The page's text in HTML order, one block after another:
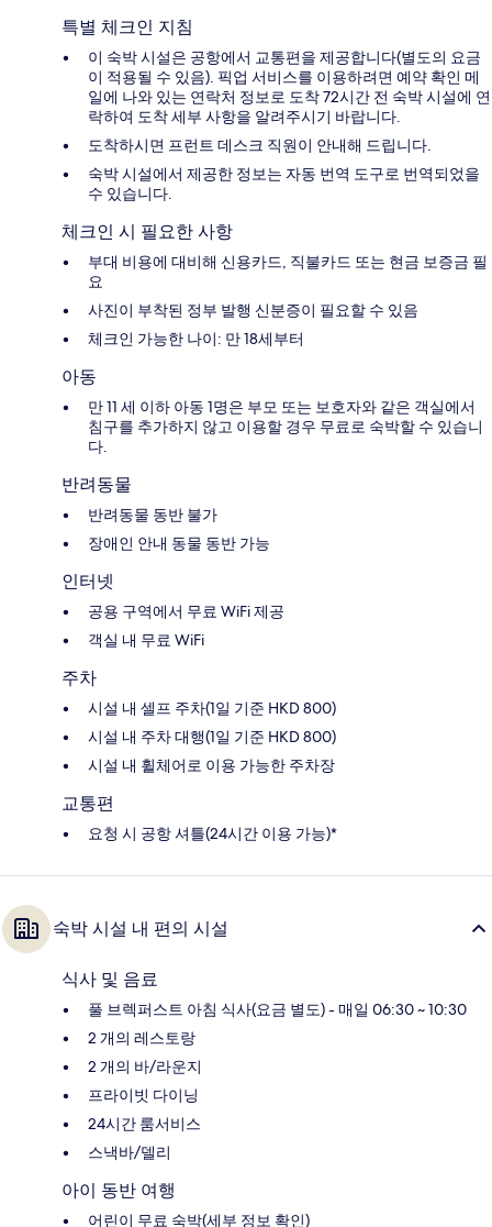
특별 체크인 지침
이 숙박 시설은 공항에서 교통편을 제공합니다(별도의 요금
이 적용될 수 있음). 픽업 서비스를 이용하려면 예약 확인 메
일에 나와 있는 연락처 정보로 도착 72시간 전 숙박 시설에 연
락하여 도착 세부 사항을 알려주시기 바랍니다.
도착하시면 프런트 데스크 직원이 안내해 드립니다.
숙박 시설에서 제공한 정보는 자동 번역 도구로 번역되었을
수 있습니다.
체크인 시 필요한 사항
부대 비용에 대비해 신용카드, 직불카드 또는 현금 보증금 필
요
사진이 부착된 정부 발행 신분증이 필요할 수 있음
체크인 가능한 나이: 만 18세부터
아동
만 11 세 이하 아동 1명은 부모 또는 보호자와 같은 객실에서
침구를 추가하지 않고 이용할 경우 무료로 숙박할 수 있습니
다.
반려동물
반려동물 동반 불가
장애인 안내 동물 동반 가능
인터넷
공용 구역에서 무료 WiFi 제공
객실 내 무료 WiFi
주차
시설 내 셀프 주차(1일 기준 HKD 800)
시설 내 주차 대행(1일 기준 HKD 800)
시설 내 휠체어로 이용 가능한 주차장
교통편
요청 시 공항 셔틀(24시간 이용 가능)*
숙박 시설 내 편의 시설
식사 및 음료
풀 브렉퍼스트 아침 식사(요금 별도) - 매일 06:30 ~ 10:30
2 개의 레스토랑
2 개의 바/라운지
프라이빗 다이닝
24시간 룸서비스
스낵바/델리
아이 동반 여행
어린이 무료 숙박(세부 정보 확인)